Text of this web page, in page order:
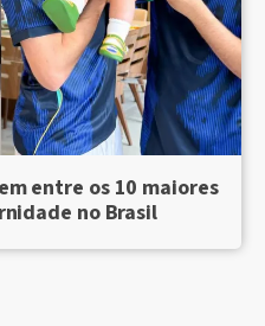
entre os 10 maiores
no Brasil